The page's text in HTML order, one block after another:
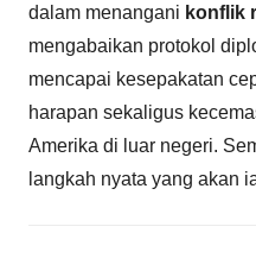
dalam menangani konflik
mengabaikan protokol
mencapai kesepakatan
harapan sekaligus
Amerika di luar negeri.
langkah nyata yang akan